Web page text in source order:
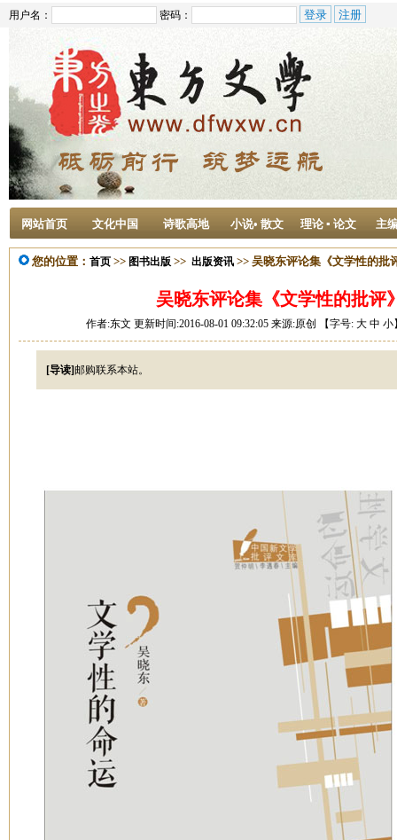
用户名： 密码：
网站首页 文化中国 诗歌高地 小说• 散文 理论 ▪ 论文 主
您的位置： 首页 >> 图书出版 >> 出版资讯 >> 吴晓东评论集《文学性的批
吴晓东评论集《文学性的批评
作者:东文 更新时间:2016-08-01 09:32:05 来源:原创 【字号: 大 中 小
[导读]邮购联系本站。